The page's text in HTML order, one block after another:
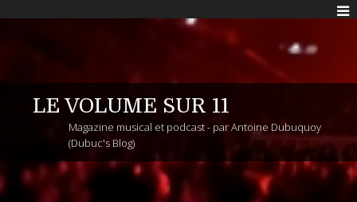
LE VOLUME SUR 11
Magazine musical et podcast - par Antoine Dubuquoy
(Dubuc's Blog)